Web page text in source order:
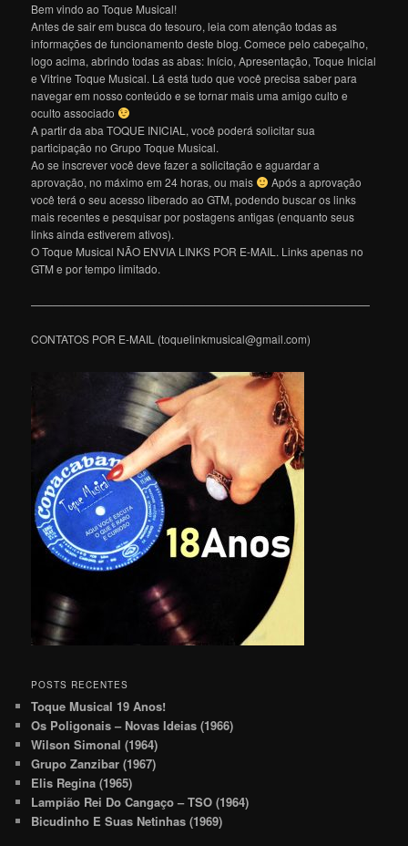
Bem vindo ao Toque Musical!
Antes de sair em busca do tesouro, leia com atenção todas as
informações de funcionamento deste blog. Comece pelo cabeçalho,
logo acima, abrindo todas as abas: Início, Apresentação, Toque Inicial
e Vitrine Toque Musical. Lá está tudo que você precisa saber para
navegar em nosso conteúdo e se tornar mais uma amigo culto e
oculto associado
A partir da aba TOQUE INICIAL, você poderá solicitar sua
participação no Grupo Toque Musical.
Ao se inscrever você deve fazer a solicitação e aguardar a
aprovação, no máximo em 24 horas, ou mais
Após a aprovação
você terá o seu acesso liberado ao GTM, podendo buscar os links
mais recentes e pesquisar por postagens antigas (enquanto seus
links ainda estiverem ativos).
O Toque Musical NÃO ENVIA LINKS POR E-MAIL. Links apenas no
GTM e por tempo limitado.
———————————————————————————————
CONTATOS POR E-MAIL (toquelinkmusical@gmail.com)
POSTS RECENTES
Toque Musical 19 Anos!
Os Poligonais – Novas Ideias (1966)
Wilson Simonal (1964)
Grupo Zanzibar (1967)
Elis Regina (1965)
Lampião Rei Do Cangaço – TSO (1964)
Bicudinho E Suas Netinhas (1969)